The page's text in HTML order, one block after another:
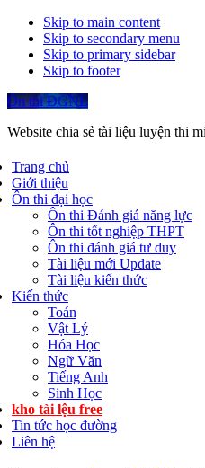
Skip to main content
Skip to secondary menu
Skip to primary sidebar
Skip to footer
Ôn thi ĐGNL
Website chia sẻ tài liệu luyện thi
Trang chủ
Giới thiệu
Ôn thi đại học
Ôn thi Đánh giá năng lực
Ôn thi tốt nghiệp THPT
Ôn thi đánh giá tư duy
Tài liệu mới Update
Tài liệu kiến thức
Kiến thức
Toán
Vật Lý
Hóa Học
Ngữ Văn
Tiếng Anh
Sinh Học
kho tài lệu free
Tin tức học đường
Liên hệ